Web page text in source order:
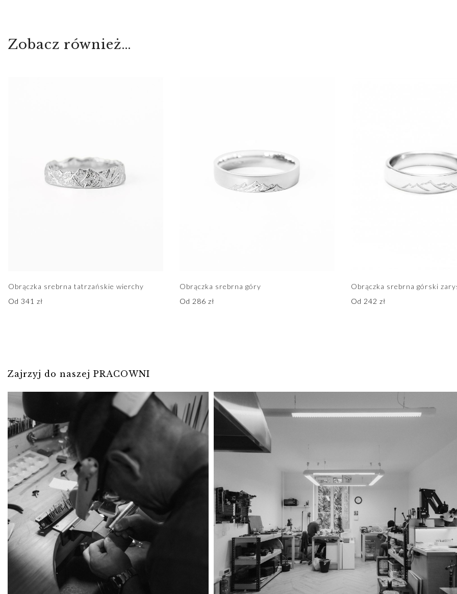
Zobacz również…
Obrączka srebrna tatrzańskie wierchy
Od 341 zł
Obrączka srebrna góry
Od 286 zł
Obrączka srebrna górski
Od 242 zł
Zajrzyj do naszej PRACOWNI